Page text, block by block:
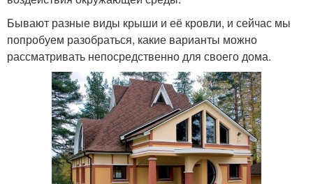
Бывают разные виды крыши и её кровли, и сейчас мы
попробуем разобраться, какие варианты можно
рассматривать непосредственно для своего дома.